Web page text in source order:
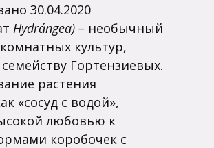
30.04.2020
Hydrángea) – необычный
культур,
Гортензиевых.
растения
«сосуд с водой»,
любовью к
коробочек с